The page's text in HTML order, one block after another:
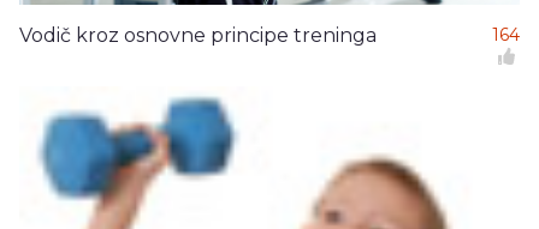
Vodič kroz osnovne principe treninga 164